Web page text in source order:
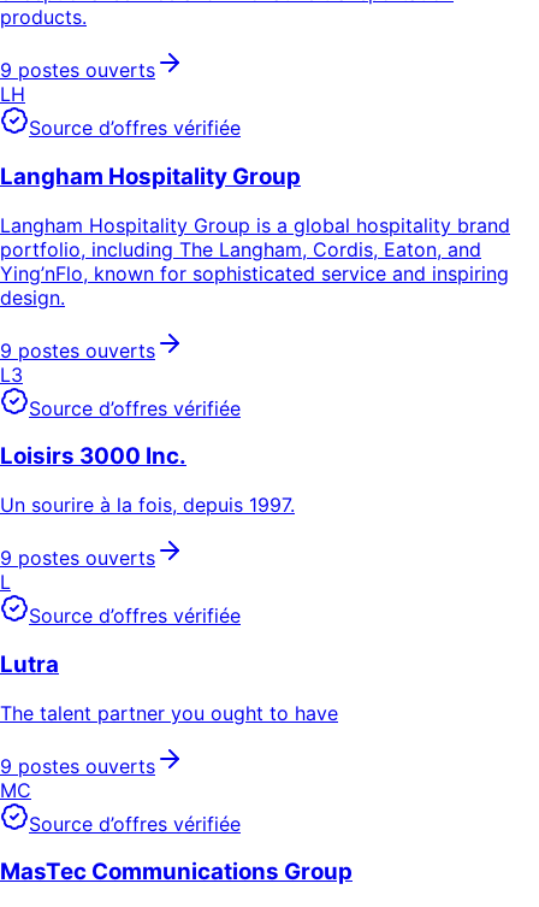
products.
9 postes ouverts
LH
Source d’offres vérifiée
Langham Hospitality Group
Langham Hospitality Group is a global hospitality brand
portfolio, including The Langham, Cordis, Eaton, and
Ying’nFlo, known for sophisticated service and inspiring
design.
9 postes ouverts
L3
Source d’offres vérifiée
Loisirs 3000 Inc.
Un sourire à la fois, depuis 1997.
9 postes ouverts
L
Source d’offres vérifiée
Lutra
The talent partner you ought to have
9 postes ouverts
MC
Source d’offres vérifiée
MasTec Communications Group